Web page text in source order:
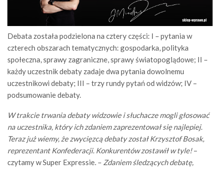
Debata została podzielona na cztery części: I – pytania w
czterech obszarach tematycznych: gospodarka, polityka
społeczna, sprawy zagraniczne, sprawy światopoglądowe; II –
każdy uczestnik debaty zadaje dwa pytania dowolnemu
uczestnikowi debaty; III – trzy rundy pytań od widzów; IV –
podsumowanie debaty.
W trakcie trwania debaty widzowie i słuchacze mogli głosować
na uczestnika, który ich zdaniem zaprezentował się najlepiej.
Teraz już wiemy, że zwycięzcą debaty został Krzysztof Bosak,
reprezentant Konfederacji. Konkurentów zostawił w tyle!–
czytamy w Super Expressie. – Zdaniem śledzących debatę,